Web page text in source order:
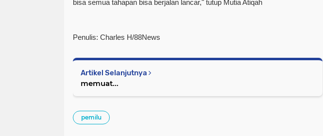
bisa semua tahapan bisa berjalan lancar," tutup Mutia Atiqah
Penulis: Charles H/88News
Artikel Selanjutnya
memuat...
pemilu